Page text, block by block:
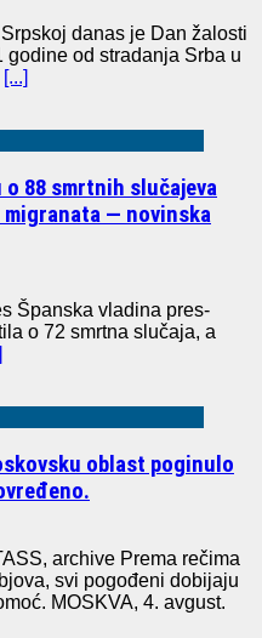
danas je Dan žalosti
od stradanja Srba u
[...]
88 smrtnih slučajeva
— novinska
Španska vladina pres-
o 72 smrtna slučaja, a
oblast poginulo
archive Prema rečima
svi pogođeni dobijaju
MOSKVA, 4. avgust.